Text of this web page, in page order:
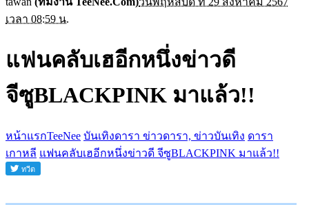
เวลา 08:59 น.
แฟนคลับเฮอีกหนึ่งข่าวดี
จีซูBLACKPINK มาแล้ว!!
หน้าแรกTeeNee บันเทิงดารา ข่าวดารา, ข่าวบันเทิง ดารา
เกาหลี แฟนคลับเฮอีกหนึ่งข่าวดี จีซูBLACKPINK มาแล้ว!!